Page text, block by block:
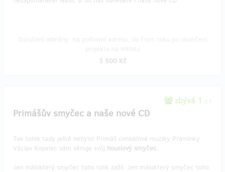
3 500 Kč
zbývá 1 z 1
Primášův smyčec a naše nové CD
Tak tohle tady ještě nebylo! Primáš cimbálové muziky Pramínky
Václav Kopelec vám věnuje svůj houslový smyčec.
Jen málokterý smyčec toho tolik zažil. Jen málokterý smyčec toho